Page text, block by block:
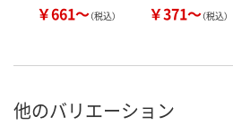
￥661～（税込） ￥371～（税込）
他のバリエーション